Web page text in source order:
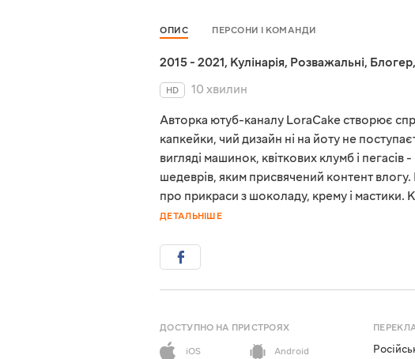
ОПИС ПЕРСОНИ І КОМАНДИ
2015 - 2021, Кулінарія, Розважальні, Блогер,
HD
10 хвилин
Авторка ютуб-каналу LoraCake створює
капкейки, чий дизайн ні на йоту не
вигляді машинок, квіткових клумб і
шедеврів, яким присвячений контент
про прикраси з шоколаду, крему і мастики.
ДЕТАЛЬНІШЕ
ДОСТУПНО НА ПРИСТРОЯХ
iOS
Android